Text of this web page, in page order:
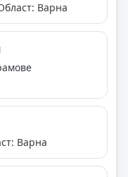
Варна
Варна